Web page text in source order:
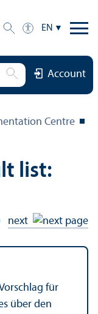
EN
Account
Centre
list:
next
für
über den